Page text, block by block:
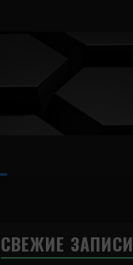
СВЕЖИЕ ЗАПИСИ